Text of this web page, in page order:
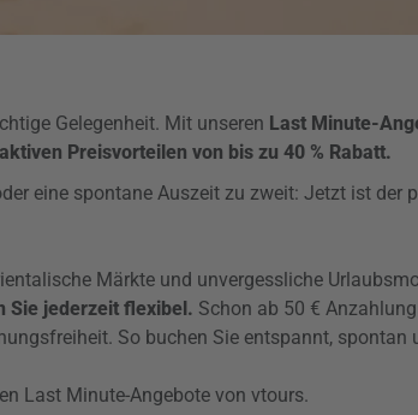
Gelegenheit. Mit unseren Last Minute-
Preisvorteilen von bis zu 40 % Rabatt.
eine spontane Auszeit zu zweit: Jetzt ist
Märkte und unvergessliche
Sie jederzeit flexibel. Schon ab 50 €
So buchen Sie entspannt, spontan
Last Minute-Angebote von vtours.